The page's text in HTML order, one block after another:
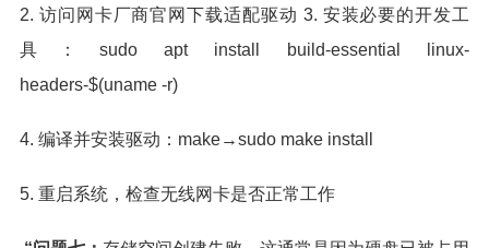
2. 访问网卡厂商官网下载适配驱动 3. 安装必要的开发工
具：sudo apt install build-essential linux-
headers-$(uname -r)
4. 编译并安装驱动：make→sudo make install
5. 重启系统，检查无线网卡是否正常工作